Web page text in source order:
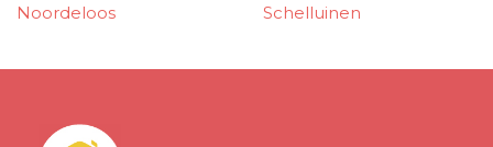
Noordeloos
Schelluinen